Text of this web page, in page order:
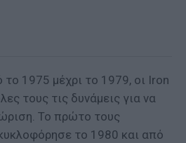
1975 μέχρι το 1979, οι Iron
τους τις δυνάμεις για να
Το πρώτο τους
το 1980 και από